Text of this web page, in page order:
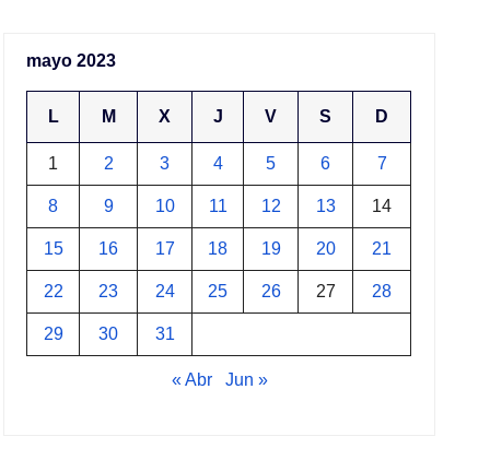
mayo 2023
L M X J V S D
1 2 3 4 5 6 7
8 9 10 11 12 13 14
15 16 17 18 19 20 21
22 23 24 25 26 27 28
29 30 31
« Abr Jun »